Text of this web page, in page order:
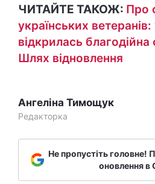
ЧИТАЙТЕ ТАКОЖ: Про
українських ветеранів:
відкрилась
Шлях відновлення
Ангеліна Тимощук
Редакторка
Не пропустіть головне!
оновлення в